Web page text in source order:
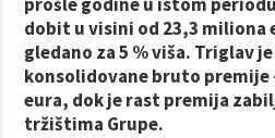
dobit u visini od 23,3 miliona
gledano za 5 % viša. Triglav
konsolidovane bruto premije
eura, dok je rast premija
tržištima Grupe.